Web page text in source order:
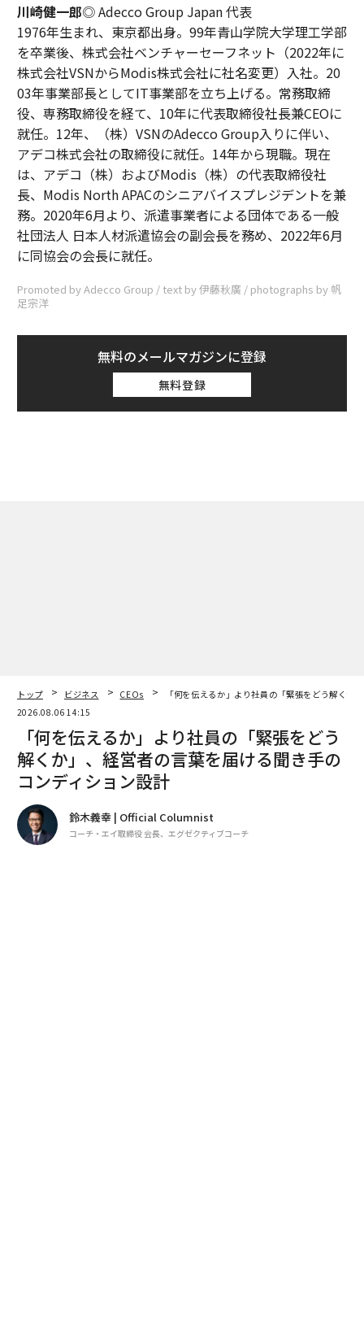
川崎健一郎◎ Adecco Group Japan 代表
1976年生まれ、東京都出身。99年青山学院大学理工学部
を卒業後、株式会社ベンチャーセーフネット（2022年に
株式会社VSNからModis株式会社に社名変更）入社。20
03年事業部長としてIT事業部を立ち上げる。常務取締
役、専務取締役を経て、10年に代表取締役社長兼CEOに
就任。12年、（株）VSNのAdecco Group入りに伴い、
アデコ株式会社の取締役に就任。14年から現職。現在
は、アデコ（株）およびModis（株）の代表取締役社
長、Modis North APACのシニアバイスプレジデントを兼
務。2020年6月より、派遣事業者による団体である一般
社団法人 日本人材派遣協会の副会長を務め、2022年6月
に同協会の会長に就任。
Promoted by Adecco Group / text by 伊藤秋廣 / photographs by 帆
足宗洋
無料のメールマガジンに登録
無料登録
トップ ビジネス CEOs
「何を伝えるか」より社員の「緊張をどう解く
2026.08.06 14:15
「何を伝えるか」より社員の「緊張をどう
解くか」、経営者の言葉を届ける聞き手の
コンディション設計
鈴木義幸 | Official Columnist
コーチ・エイ取締役 会長、エグゼクティブコーチ